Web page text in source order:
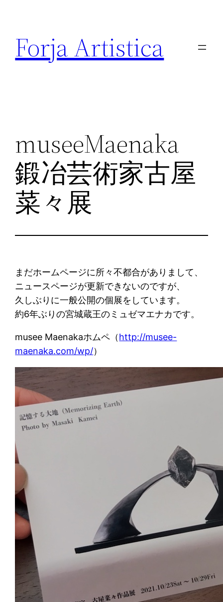
Forja Artistica
museeMaenaka
鍛冶芸術家古屋
菜々展
まだホームページに所々不都合がありまして、
ニュースページが更新できないのですが、
久しぶりに一般公開の個展をしています。
約6年ぶりの宮城蔵王のミュゼマエナカです。
musee Maenakaホムペ（http://musee-
maenaka.com/wp/）